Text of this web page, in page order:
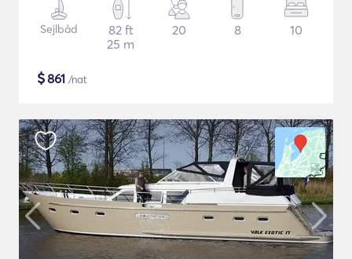
Sejlbåd
82 ft
25 m
20 8 10
$861 /nat